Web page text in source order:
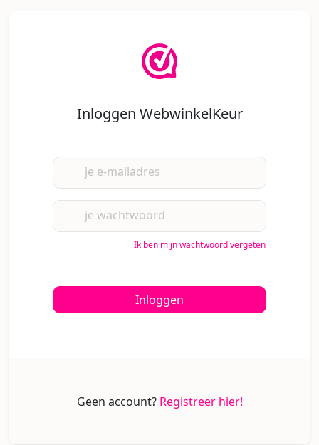
Inloggen WebwinkelKeur
je e-mailadres
je wachtwoord
Ik ben mijn wachtwoord vergeten
Inloggen
Geen account? Registreer hier!